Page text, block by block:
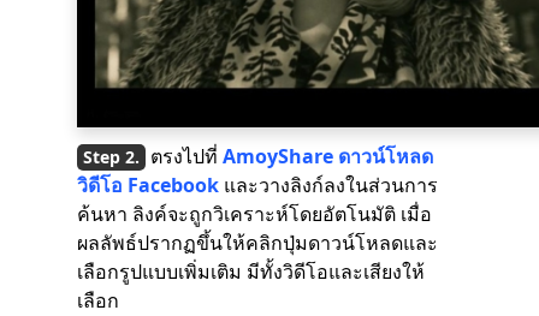
ตรงไปที่ AmoyShare ดาวน์โหลด
วิดีโอ Facebook และวางลิงก์ลงในส่วนการ
ค้นหา ลิงค์จะถูกวิเคราะห์โดยอัตโนมัติ เมื่อ
ผลลัพธ์ปรากฏขึ้นให้คลิกปุ่มดาวน์โหลดและ
เลือกรูปแบบเพิ่มเติม มีทั้งวิดีโอและเสียงให้
เลือก